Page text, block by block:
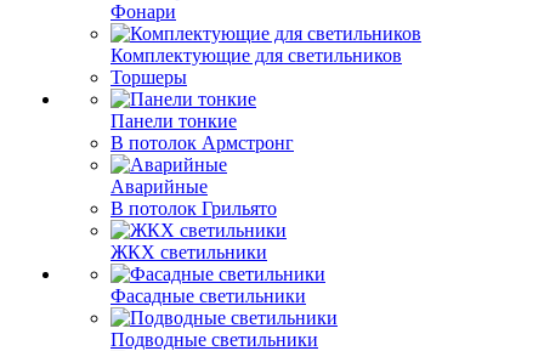
Фонари
Комплектующие для светильников
Торшеры
Панели тонкие
В потолок Армстронг
Аварийные
В потолок Грильято
ЖКХ светильники
Фасадные светильники
Подводные светильники